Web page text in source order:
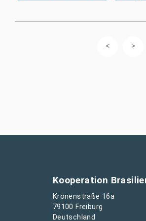
Kooperation
Kronenstraße 16a
79100 Freiburg
Deutschland